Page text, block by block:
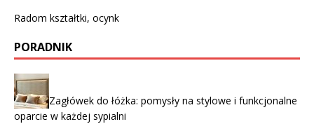
Radom kształtki, ocynk
PORADNIK
Zagłówek do łóżka: pomysły na stylowe i funkcjonalne
oparcie w każdej sypialni